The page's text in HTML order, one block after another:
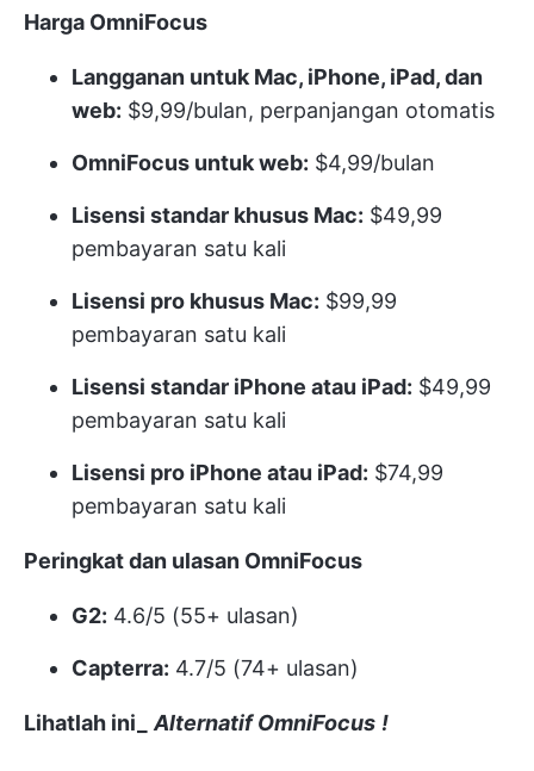
Harga OmniFocus
Langganan untuk Mac, iPhone, iPad, dan
web: $9,99/bulan, perpanjangan otomatis
OmniFocus untuk web: $4,99/bulan
Lisensi standar khusus Mac: $49,99
pembayaran satu kali
Lisensi pro khusus Mac: $99,99
pembayaran satu kali
Lisensi standar iPhone atau iPad: $49,99
pembayaran satu kali
Lisensi pro iPhone atau iPad: $74,99
pembayaran satu kali
Peringkat dan ulasan OmniFocus
G2: 4.6/5 (55+ ulasan)
Capterra: 4.7/5 (74+ ulasan)
Lihatlah ini_ Alternatif OmniFocus !